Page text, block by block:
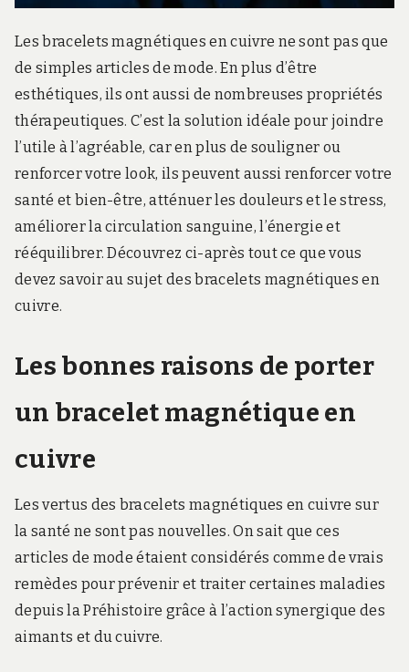
Les bracelets magnétiques en cuivre ne sont pas que
de simples articles de mode. En plus d’être
esthétiques, ils ont aussi de nombreuses propriétés
thérapeutiques. C’est la solution idéale pour joindre
l’utile à l’agréable, car en plus de souligner ou
renforcer votre look, ils peuvent aussi renforcer votre
santé et bien-être, atténuer les douleurs et le stress,
améliorer la circulation sanguine, l’énergie et
rééquilibrer. Découvrez ci-après tout ce que vous
devez savoir au sujet des bracelets magnétiques en
cuivre.
Les bonnes raisons de porter
un bracelet magnétique en
cuivre
Les vertus des bracelets magnétiques en cuivre sur
la santé ne sont pas nouvelles. On sait que ces
articles de mode étaient considérés comme de vrais
remèdes pour prévenir et traiter certaines maladies
depuis la Préhistoire grâce à l’action synergique des
aimants et du cuivre.